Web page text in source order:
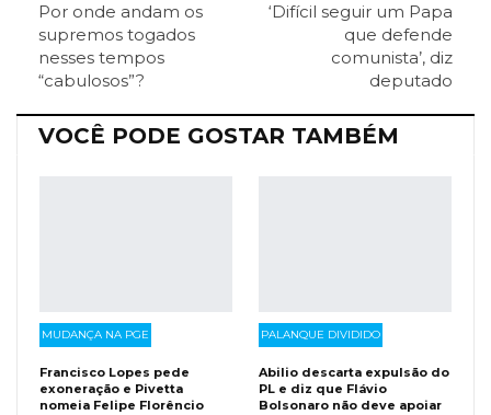
Telegram
Facebook Messenger O email
Por onde andam os
supremos togados
nesses tempos
“cabulosos”?
‘Difícil seguir um Papa
que defende
comunista’, diz
deputado
VOCÊ PODE GOSTAR TAMBÉM
MUDANÇA NA PGE
Francisco Lopes pede
exoneração e Pivetta
nomeia Felipe Florêncio
PALANQUE DIVIDIDO
Abilio descarta expulsão do
PL e diz que Flávio
Bolsonaro não deve apoiar